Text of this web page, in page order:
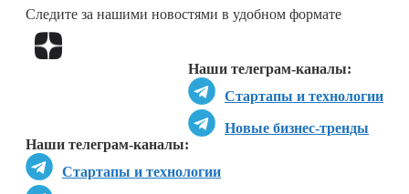
Следите за нашими новостями в удобном формате
Наши телеграм-каналы:
Стартапы и технологии
Новые бизнес-тренды
Наши телеграм-каналы:
Стартапы и технологии